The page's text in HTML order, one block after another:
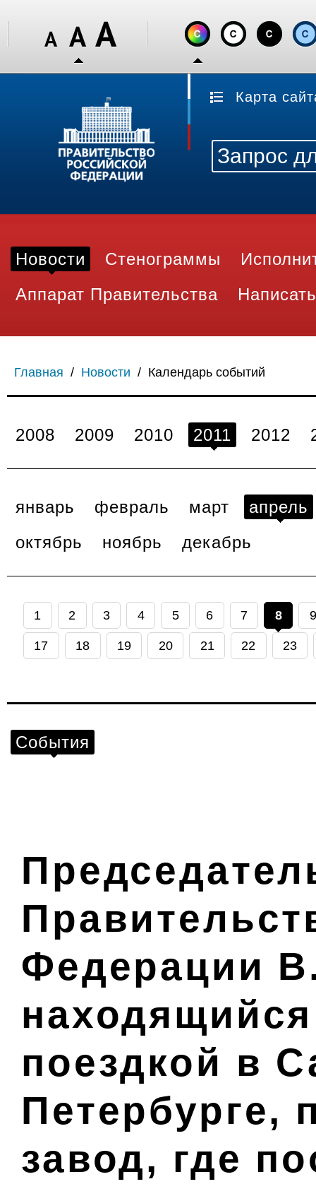
Карта
Новости Стенограммы
Аппарат Правительства
Главная / Новости / Календарь событий
2008 2009 2010 2011 2012
январь февраль март
апрель
октябрь
ноябрь декабрь
1 2 3 4 5 6 7 8 9
17 18 19 20 21 22 23
События
Федерации
поездкой в
Петербурге,
завод, где